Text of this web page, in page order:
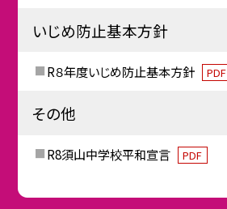
いじめ防止基本方針
R８年度いじめ防止基本方針 PDF
その他
R8須山中学校平和宣言 PDF